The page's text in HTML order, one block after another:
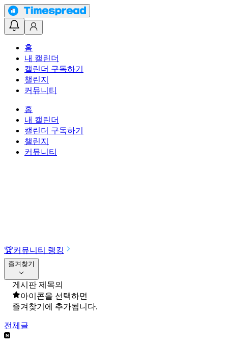
홈
내 캘린더
캘린더 구독하기
챌린지
커뮤니티
홈
내 캘린더
캘린더 구독하기
챌린지
커뮤니티
🏆커뮤니티 랭킹
즐겨찾기
게시판 제목의
아이콘을 선택하면
즐겨찾기에 추가됩니다.
전체글